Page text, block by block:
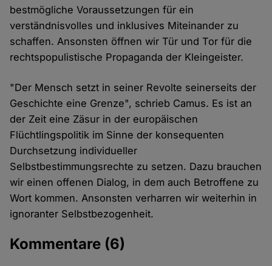
bestmögliche Voraussetzungen für ein
verständnisvolles und inklusives Miteinander zu
schaffen. Ansonsten öffnen wir Tür und Tor für die
rechtspopulistische Propaganda der Kleingeister.
"Der Mensch setzt in seiner Revolte seinerseits der
Geschichte eine Grenze", schrieb Camus. Es ist an
der Zeit eine Zäsur in der europäischen
Flüchtlingspolitik im Sinne der konsequenten
Durchsetzung individueller
Selbstbestimmungsrechte zu setzen. Dazu brauchen
wir einen offenen Dialog, in dem auch Betroffene zu
Wort kommen. Ansonsten verharren wir weiterhin in
ignoranter Selbstbezogenheit.
Kommentare (6)